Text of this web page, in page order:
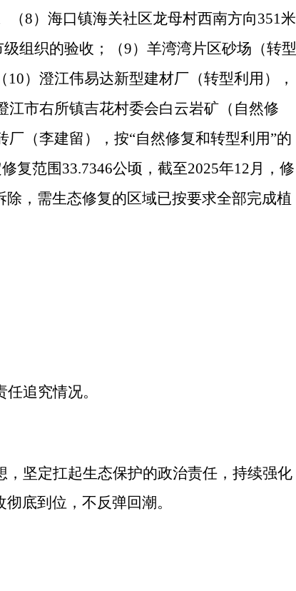
（8）海口镇海关社区龙母村西南方向351米
组织的验收；（9）羊湾湾片区砂场（转型
10）澄江伟易达新型建材厂（转型利用），
江市右所镇吉花村委会白云岩矿（自然修
厂（李建留），按“自然修复和转型利用”的
复范围33.7346公顷，截至2025年12月，修
，需生态修复的区域已按要求全部完成植
追究情况。
坚定扛起生态保护的政治责任，持续强化
底到位，不反弹回潮。